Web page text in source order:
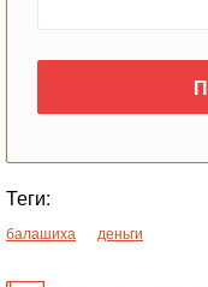
Теги:
балашиха деньги